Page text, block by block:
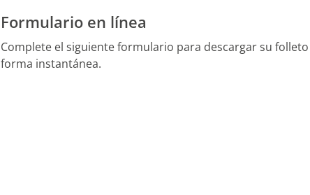
Formulario en línea
Complete el siguiente formulario para descargar su
forma instantánea.